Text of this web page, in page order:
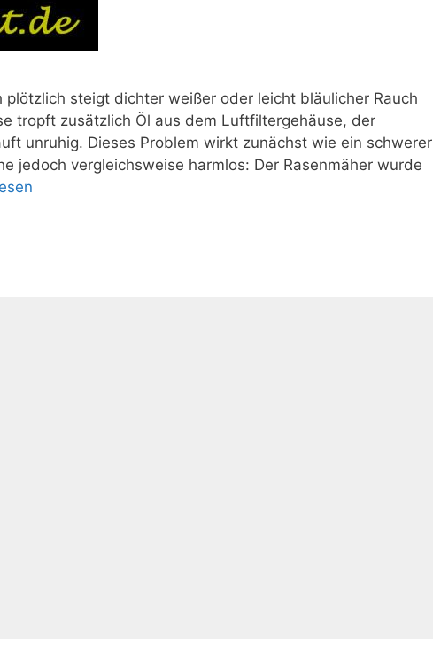
steigt dichter weißer oder leicht bläulicher Rauch
tropft zusätzlich Öl aus dem Luftfiltergehäuse, der
unruhig. Dieses Problem wirkt zunächst wie ein schwerer
jedoch vergleichsweise harmlos: Der Rasenmäher wurde